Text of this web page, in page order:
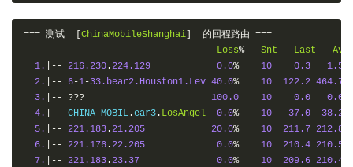
=== 测试 ChinaMobileShanghai 的回程路由 ===
Loss% Snt Last
Avg
1.
|-- 216.230 .224.129 0.0% 10 0.3
1.5
2.
|-- 6-1-33.bear2.Houston1.Lev 40.0% 10 122.2 464.7
3.
|-- ??? 100.0 10 0.0
0.0
4.
|-- CHINA-MOBIL .ear3 . LosAngel 0.0% 10 37.0
38.2
5.
|-- 221.183 .21.205 20.0% 10 211.7 212.8
6.
|-- 221.176 .22.205 0.0% 10 210.4 210.5
7.
|-- 221.183 .23.37 0.0% 10 209.6 210.4